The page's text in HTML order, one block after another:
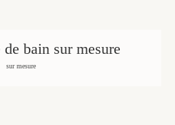
bain sur mesure
sur mesure